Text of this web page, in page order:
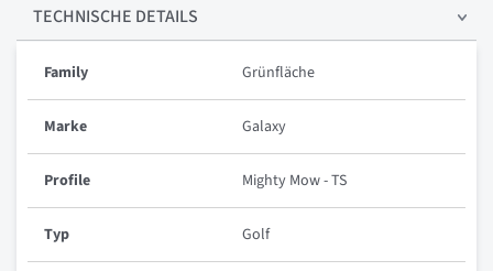
TECHNISCHE DETAILS
Family Grünfläche
Marke Galaxy
Profile Mighty Mow - TS
Typ Golf